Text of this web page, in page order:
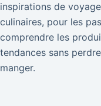
inspirations de
culinaires, pour les
comprendre les
tendances sans
manger.